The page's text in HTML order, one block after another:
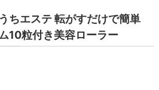
ちエステ 転がすだけで簡単
10粒付き美容ローラー